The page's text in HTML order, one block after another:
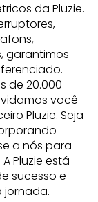
da Pluzie.
,
, garantimos
de 20.000
você
Pluzie. Seja
a nós para
Pluzie está
sucesso e
jornada.